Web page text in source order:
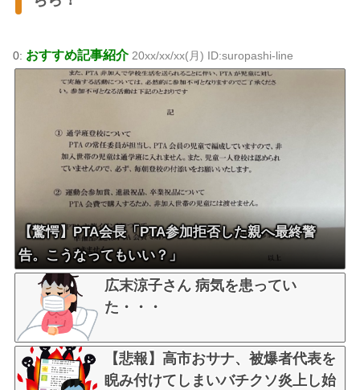
0: おすすめ記事紹介20xx/xx/xx(月) ID:suropashi-line
【驚愕】PTA会長「PTA参加拒否した親へ最終警
告。こうなってもいい？」
広末涼子さん 病気を患ってい
た・・・
【悲報】高市おサナ、被爆者代表を
睨み付けてしまいバチクソ炎上し始